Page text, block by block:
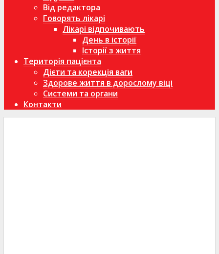
Від редактора
Говорять лікарі
Лікарі відпочивають
День в історії
Історії з життя
Територія пацієнта
Дієти та корекція ваги
Здорове життя в дорослому віці
Системи та органи
Контакти